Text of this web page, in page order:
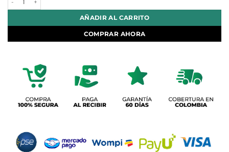
AÑADIR AL CARRITO
COMPRAR AHORA